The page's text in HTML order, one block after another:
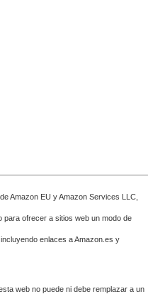
Amazon EU y Amazon Services LLC,
para ofrecer a sitios web un modo de
enlaces a Amazon.es y
web no puede ni debe remplazar a un